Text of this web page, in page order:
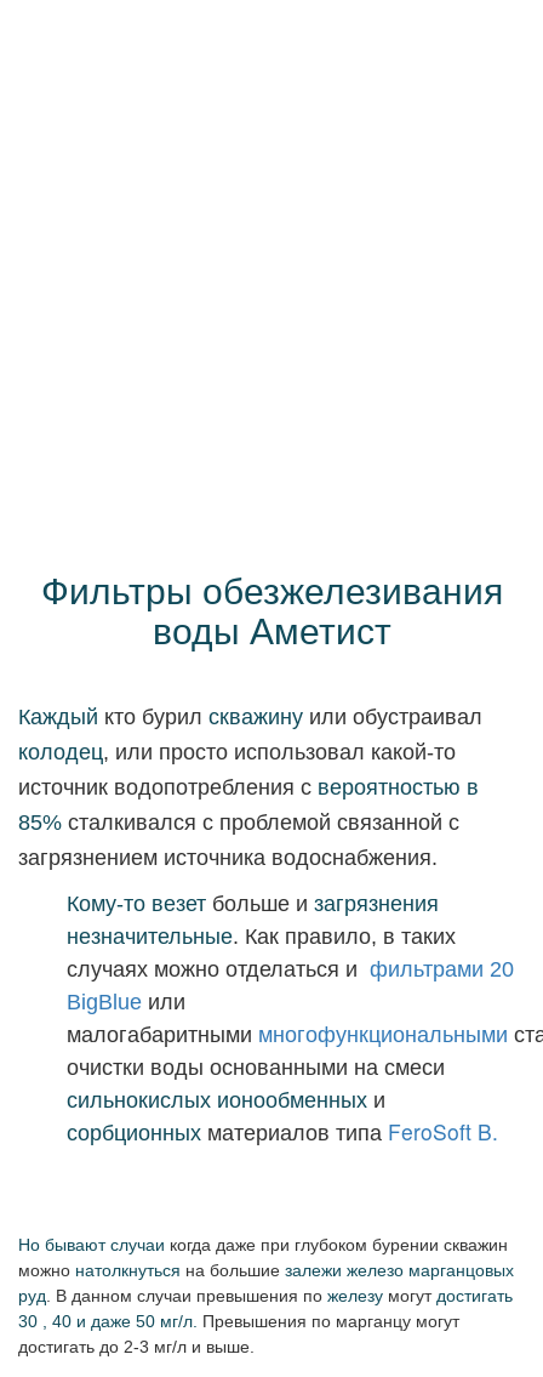
Фильтры обезжелезивания
воды Аметист
Каждый кто бурил скважину или обустраивал
колодец, или просто использовал какой-то
источник водопотребления с вероятностью в
85% сталкивался с проблемой связанной с
загрязнением источника водоснабжения.
Кому-то везет больше и загрязнения
незначительные. Как правило, в таких
случаях можно отделаться и фильтрами 20
BigBlue или
малогабаритными многофункциональными
очистки воды основанными на смеси
сильнокислых ионообменных и
сорбционных материалов типа FeroSoft B.
Но бывают случаи когда даже при глубоком бурении скважин
можно натолкнуться на большие залежи железо марганцовых
руд . В данном случаи превышения по железу могут достигать
30 , 40 и даже 50 мг/л. Превышения по марганцу могут
достигать до 2-3 мг/л и выше.